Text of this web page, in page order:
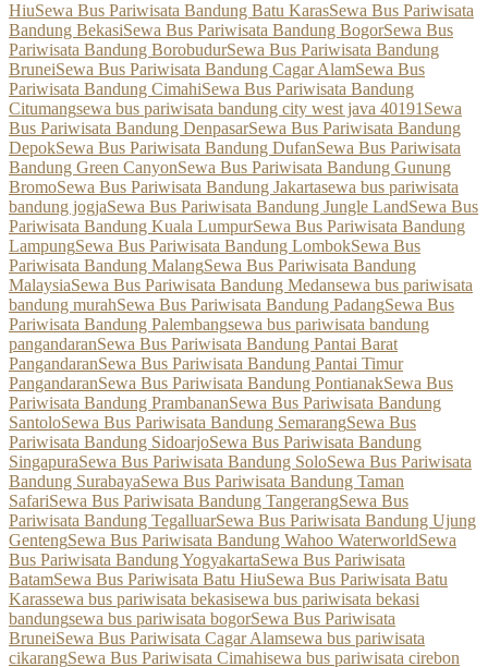
HiuSewa Bus Pariwisata Bandung Batu KarasSewa Bus Pariwisata
Bandung BekasiSewa Bus Pariwisata Bandung BogorSewa Bus
Pariwisata Bandung BorobudurSewa Bus Pariwisata Bandung
BruneiSewa Bus Pariwisata Bandung Cagar AlamSewa Bus
Pariwisata Bandung CimahiSewa Bus Pariwisata Bandung
Citumangsewa bus pariwisata bandung city west java 40191Sewa
Bus Pariwisata Bandung DenpasarSewa Bus Pariwisata Bandung
DepokSewa Bus Pariwisata Bandung DufanSewa Bus Pariwisata
Bandung Green CanyonSewa Bus Pariwisata Bandung Gunung
BromoSewa Bus Pariwisata Bandung Jakartasewa bus pariwisata
bandung jogjaSewa Bus Pariwisata Bandung Jungle LandSewa Bus
Pariwisata Bandung Kuala LumpurSewa Bus Pariwisata Bandung
LampungSewa Bus Pariwisata Bandung LombokSewa Bus
Pariwisata Bandung MalangSewa Bus Pariwisata Bandung
MalaysiaSewa Bus Pariwisata Bandung Medansewa bus pariwisata
bandung murahSewa Bus Pariwisata Bandung PadangSewa Bus
Pariwisata Bandung Palembangsewa bus pariwisata bandung
pangandaranSewa Bus Pariwisata Bandung Pantai Barat
PangandaranSewa Bus Pariwisata Bandung Pantai Timur
PangandaranSewa Bus Pariwisata Bandung PontianakSewa Bus
Pariwisata Bandung PrambananSewa Bus Pariwisata Bandung
SantoloSewa Bus Pariwisata Bandung SemarangSewa Bus
Pariwisata Bandung SidoarjoSewa Bus Pariwisata Bandung
SingapuraSewa Bus Pariwisata Bandung SoloSewa Bus Pariwisata
Bandung SurabayaSewa Bus Pariwisata Bandung Taman
SafariSewa Bus Pariwisata Bandung TangerangSewa Bus
Pariwisata Bandung TegalluarSewa Bus Pariwisata Bandung Ujung
GentengSewa Bus Pariwisata Bandung Wahoo WaterworldSewa
Bus Pariwisata Bandung YogyakartaSewa Bus Pariwisata
BatamSewa Bus Pariwisata Batu HiuSewa Bus Pariwisata Batu
Karassewa bus pariwisata bekasisewa bus pariwisata bekasi
bandungsewa bus pariwisata bogorSewa Bus Pariwisata
BruneiSewa Bus Pariwisata Cagar Alamsewa bus pariwisata
cikarangSewa Bus Pariwisata Cimahisewa bus pariwisata cirebon